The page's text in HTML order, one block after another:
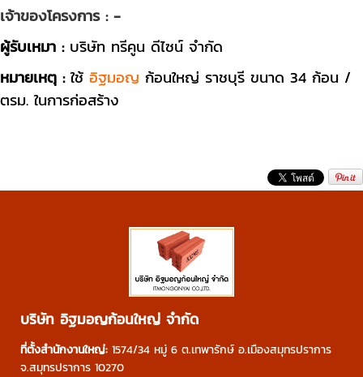
เจ้าของโครงการ : -
ผู้รับเหมา :บริษัท ทรีคูน ดีไซน์ จำกัด
หมายเหตุ :ใช้ อิฐมอญ ก้อนใหญ่ ราชบุรี ขนาด 34 ก้อน /
ตรม. ในการก่อสร้าง
บริษัท อิฐมอญก้อนใหญ่ จำกัด
ที่ตั้งสำนักงานใหญ่: 1574/34 หมู่ 6 ต.เทพารักษ์ อ.เมืองสมุทรปราการ
จ.สมุทรปราการ 10270